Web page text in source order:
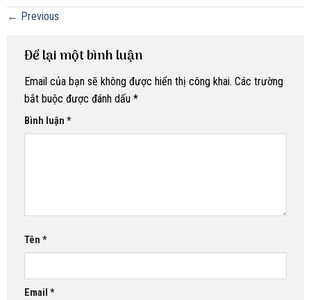
← Previous
Để lại một bình luận
Email của bạn sẽ không được hiển thị công khai. Các trường
bắt buộc được đánh dấu *
Bình luận *
Tên *
Email *